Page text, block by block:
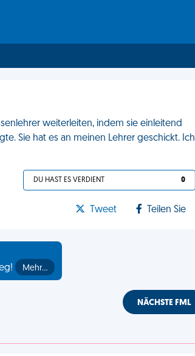
weiterleiten, indem sie einleitend
Sie hat es an meinen Lehrer geschickt. Ich
DU HAST ES VERDIENT 0
Tweet Teilen Sie
Mehr…
NÄCHSTE FML